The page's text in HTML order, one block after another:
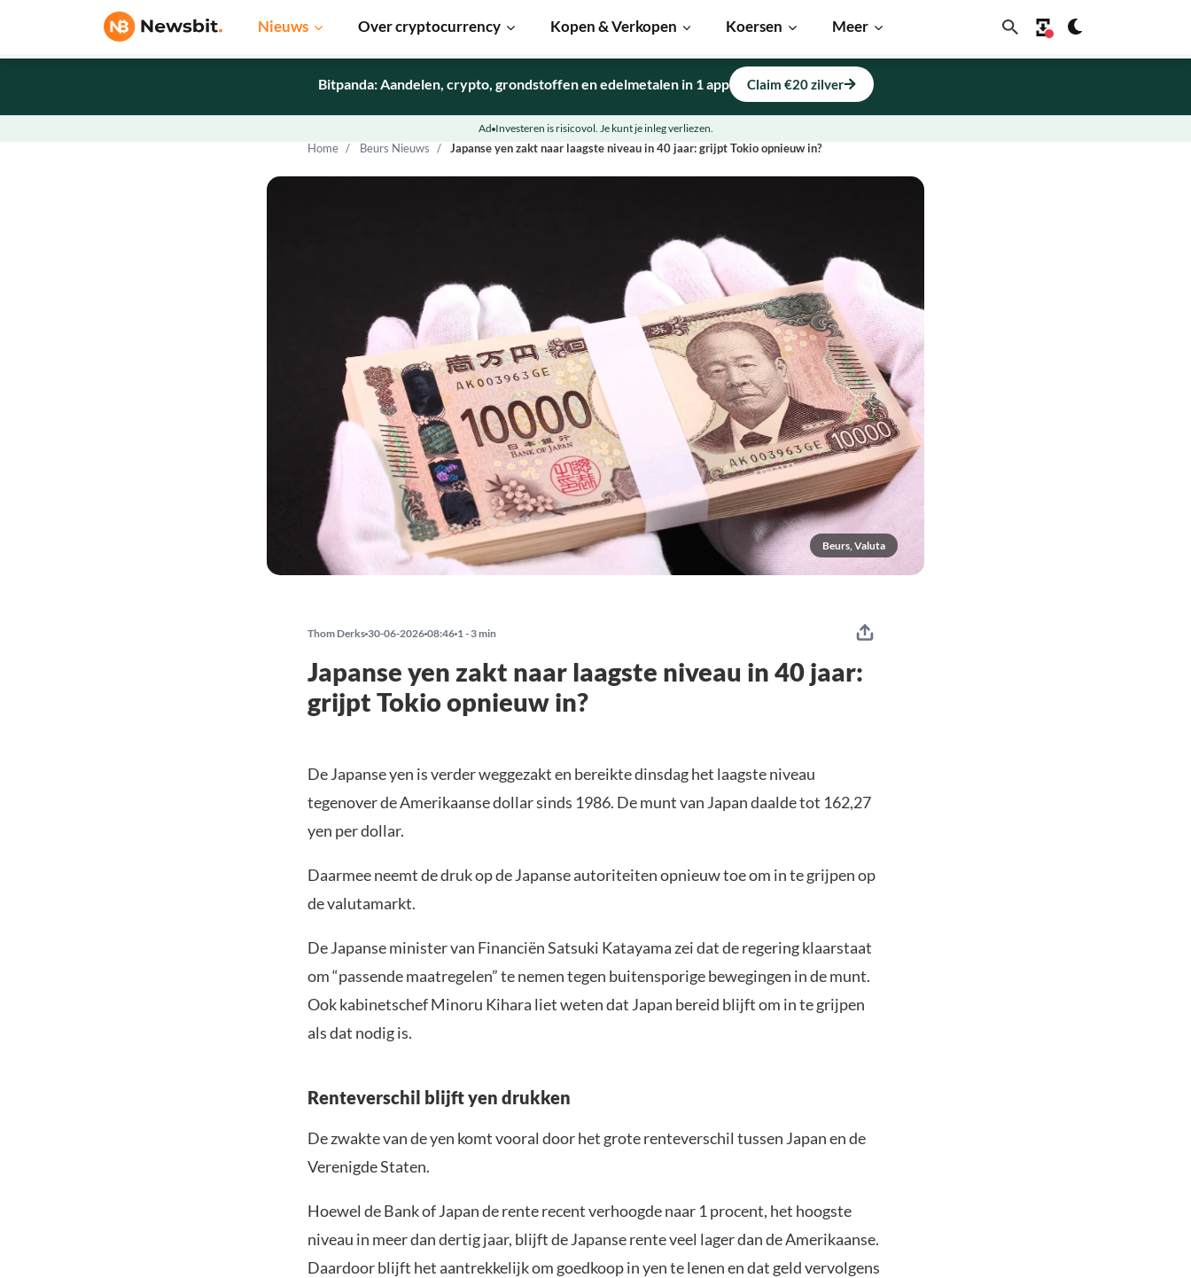
Nieuws Over cryptocurrency Kopen & Verkopen Koersen Meer
Home Beurs Nieuws Japanse yen zakt naar laagste niveau in 40 jaar: grijpt Tokio opnieuw in?
Beurs, Valuta
Bitpanda: Aandelen, crypto, grondstoffen en edelmetalen in 1 app Claim €20 zilver
Ad Investeren is risicovol. Je kunt je inleg verliezen.
Thom Derks 30-06-2026 08:46 1 - 3 min
Japanse yen zakt naar laagste niveau in 40 jaar:
grijpt Tokio opnieuw in?
De Japanse yen is verder weggezakt en bereikte dinsdag het laagste niveau
tegenover de Amerikaanse dollar sinds 1986. De munt van Japan daalde tot 162,27
yen per dollar.
Daarmee neemt de druk op de Japanse autoriteiten opnieuw toe om in te grijpen op
de valutamarkt.
De Japanse minister van Financiën Satsuki Katayama zei dat de regering klaarstaat
om “passende maatregelen” te nemen tegen buitensporige bewegingen in de munt.
Ook kabinetschef Minoru Kihara liet weten dat Japan bereid blijft om in te grijpen
als dat nodig is.
Renteverschil blijft yen drukken
De zwakte van de yen komt vooral door het grote renteverschil tussen Japan en de
Verenigde Staten.
Hoewel de Bank of Japan de rente recent verhoogde naar 1 procent, het hoogste
niveau in meer dan dertig jaar, blijft de Japanse rente veel lager dan de Amerikaanse.
Daardoor blijft het aantrekkelijk om goedkoop in yen te lenen en dat geld vervolgens